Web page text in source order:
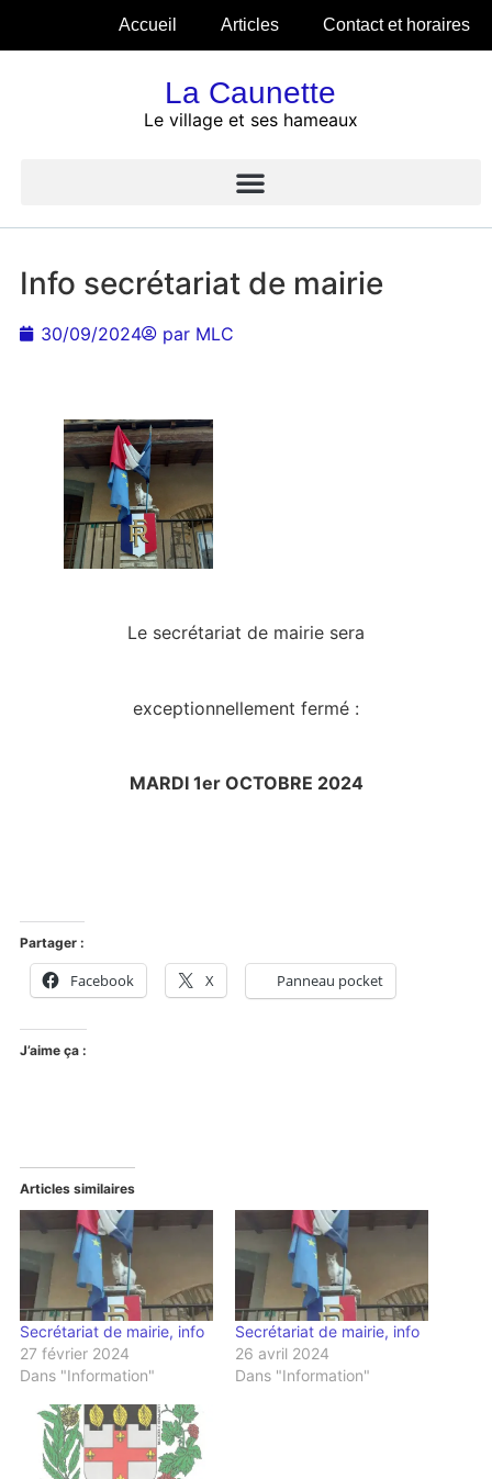
Accueil Articles Contact et horaires
La Caunette
Le village et ses hameaux
Info secrétariat de mairie
30/09/2024 parMLC
Le secrétariat de mairie sera
exceptionnellement fermé :
MARDI 1er OCTOBRE 2024
Partager :
Facebook X Panneau pocket
J’aime ça :
Articles similaires
Secrétariat de mairie, info
27 février 2024
Dans "Information"
Secrétariat de mairie, info
26 avril 2024
Dans "Information"